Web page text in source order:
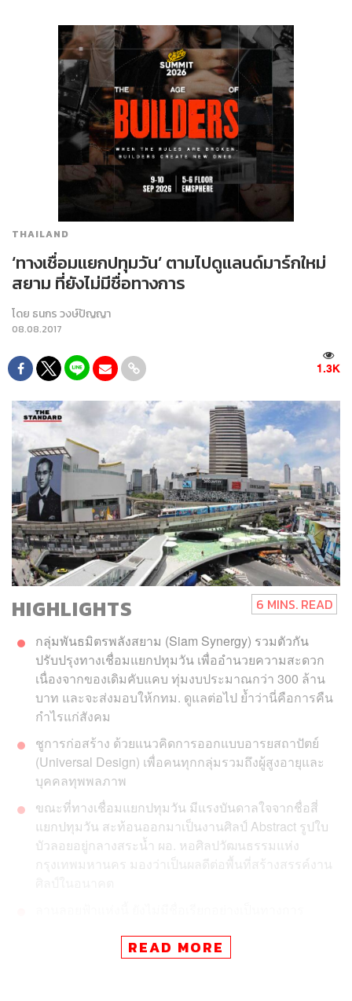
THAILAND
‘ทางเชื่อมแยกปทุมวัน’ ตามไปดูแลนด์มาร์กใหม่
สยาม ที่ยังไม่มีชื่อทางการ
โดย ธนกร วงษ์ปัญญา
08.08.2017
1.3K
HIGHLIGHTS 6 MINS. READ
กลุ่มพันธมิตรพลังสยาม (Siam Synergy) รวมตัวกัน
ปรับปรุงทางเชื่อมแยกปทุมวัน เพื่ออำนวยความสะดวก
เนื่องจากของเดิมคับแคบ ทุ่มงบประมาณกว่า 300 ล้าน
บาท และจะส่งมอบให้กทม. ดูแลต่อไป ย้ำว่านี่คือการคืน
กำไรแก่สังคม
ชูการก่อสร้าง ด้วยแนวคิดการออกแบบอารยสถาปัตย์
(Universal Design) เพื่อคนทุกกลุ่มรวมถึงผู้สูงอายุและ
บุคคลทุพพลภาพ
ขณะที่ทางเชื่อมแยกปทุมวัน มีแรงบันดาลใจจากชื่อสี่
แยกปทุมวัน สะท้อนออกมาเป็นงานศิลป์ Abstract รูปใบ
บัวลอยอยู่กลางสระน้ำ ผอ. หอศิลปวัฒนธรรมแห่ง
กรุงเทพมหานคร มองว่าเป็นผลดีต่อพื้นที่สร้างสรรค์งาน
เปิดใช้อย่างเป็นทางการแล้ว สำหรับ
READ MORE